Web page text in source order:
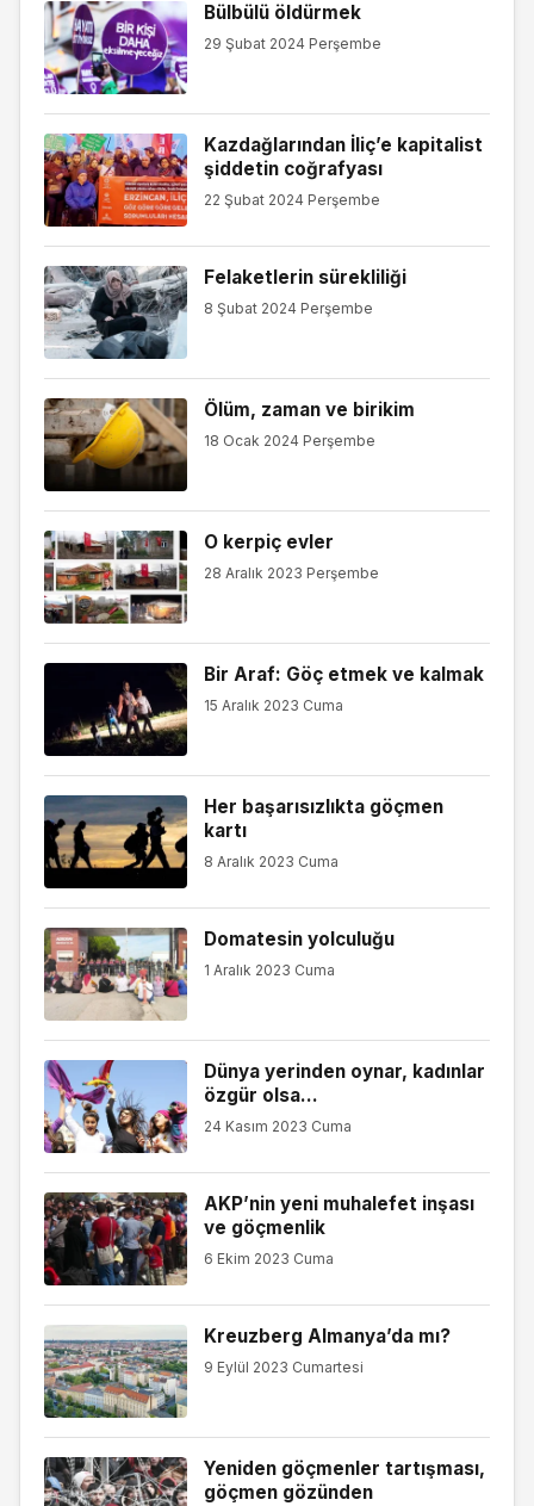
Bülbülü öldürmek
29 Şubat 2024 Perşembe
Kazdağlarından İliç’e kapitalist
şiddetin coğrafyası
22 Şubat 2024 Perşembe
Felaketlerin sürekliliği
8 Şubat 2024 Perşembe
Ölüm, zaman ve birikim
18 Ocak 2024 Perşembe
O kerpiç evler
28 Aralık 2023 Perşembe
Bir Araf: Göç etmek ve kalmak
15 Aralık 2023 Cuma
Her başarısızlıkta göçmen
kartı
8 Aralık 2023 Cuma
Domatesin yolculuğu
1 Aralık 2023 Cuma
Dünya yerinden oynar, kadınlar
özgür olsa…
24 Kasım 2023 Cuma
AKP’nin yeni muhalefet inşası
ve göçmenlik
6 Ekim 2023 Cuma
Kreuzberg Almanya’da mı?
9 Eylül 2023 Cumartesi
Yeniden göçmenler tartışması,
göçmen gözünden